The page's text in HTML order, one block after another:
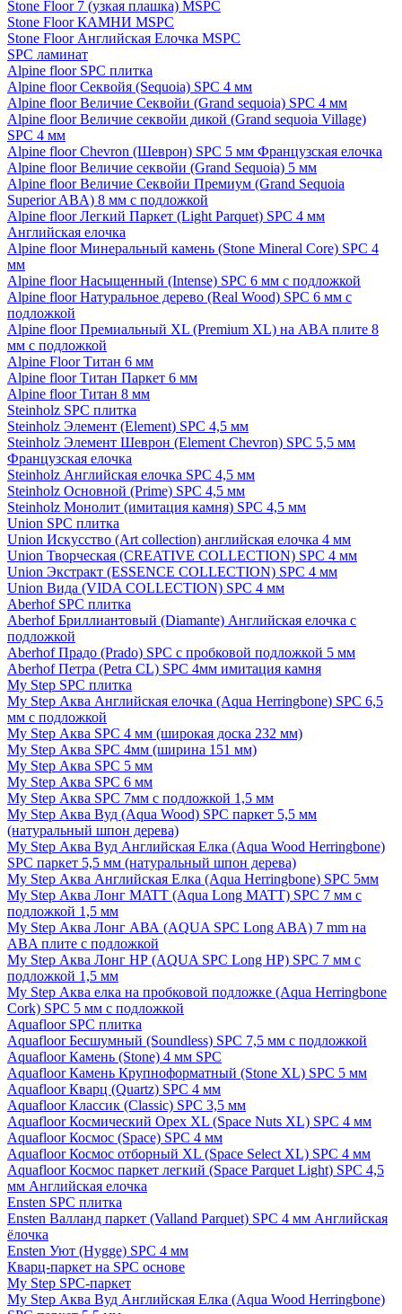
Stone Floor 7 (узкая плашка) MSPC
Stone Floor КАМНИ MSPC
Stone Floor Английская Елочка MSPC
SPC ламинат
Alpine floor SPC плитка
Alpine floor Секвойя (Sequoia) SPC 4 мм
Alpine floor Величие Секвойи (Grand sequoia) SPC 4 мм
Alpine floor Величие секвойи дикой (Grand sequoia Village)
SPC 4 мм
Alpine floor Chevron (Шеврон) SPC 5 мм Французская елочка
Alpine floor Величие секвойи (Grand Sequoia) 5 мм
Alpine floor Величие Секвойи Премиум (Grand Sequoia
Superior ABA) 8 мм с подложкой
Alpine floor Легкий Паркет (Light Parquet) SPC 4 мм
Английская елочка
Alpine floor Минеральный камень (Stone Mineral Core) SPC 4
мм
Alpine floor Насыщенный (Intense) SPC 6 мм с подложкой
Alpine floor Натуральное дерево (Real Wood) SPC 6 мм с
подложкой
Alpine floor Премиальный XL (Premium XL) на ABA плите 8
мм с подложкой
Alpine Floor Титан 6 мм
Alpine floor Титан Паркет 6 мм
Alpine floor Титан 8 мм
Steinholz SPC плитка
Steinholz Элемент (Element) SPC 4,5 мм
Steinholz Элемент Шеврон (Element Chevron) SPC 5,5 мм
Французская елочка
Steinholz Английская елочка SPC 4,5 мм
Steinholz Основной (Prime) SPC 4,5 мм
Steinholz Монолит (имитация камня) SPC 4,5 мм
Union SPC плитка
Union Искусство (Art collection) английская елочка 4 мм
Union Творческая (CREATIVE COLLECTION) SPC 4 мм
Union Экстракт (ESSENCE COLLECTION) SPC 4 мм
Union Вида (VIDA COLLECTION) SPC 4 мм
Aberhof SPC плитка
Aberhof Бриллиантовый (Diamante) Английская елочка с
подложкой
Aberhof Прадо (Prado) SPC с пробковой подложкой 5 мм
Aberhof Петра (Petra CL) SPC 4мм имитация камня
My Step SPC плитка
My Step Аква Английская елочка (Aqua Herringbone) SPC 6,5
мм с подложкой
My Step Аква SPC 4 мм (широкая доска 232 мм)
My Step Аква SPC 4мм (ширина 151 мм)
My Step Аква SPC 5 мм
My Step Аква SPC 6 мм
My Step Аква SPC 7мм c подложкой 1,5 мм
My Step Аква Вуд (Aqua Wood) SPC паркет 5,5 мм
(натуральный шпон дерева)
My Step Аква Вуд Английская Елка (Aqua Wood Herringbone)
SPC паркет 5,5 мм (натуральный шпон дерева)
My Step Аква Английская Елка (Aqua Herringbone) SPC 5мм
My Step Аква Лонг MATT (Aqua Long MATT) SPC 7 мм с
подложкой 1,5 мм
My Step Аква Лонг АВА (AQUA SPC Long ABA) 7 mm на
ABA плите с подложкой
My Step Аква Лонг НР (AQUA SPC Long HP) SPC 7 мм с
подложкой 1,5 мм
My Step Аква елка на пробковой подложке (Aqua Herringbone
Cork) SPC 5 мм с подложкой
Aquafloor SPC плитка
Aquafloor Бесшумный (Soundless) SPC 7,5 мм с подложкой
Aquafloor Камень (Stone) 4 мм SPC
Aquafloor Камень Крупноформатный (Stone XL) SPC 5 мм
Aquafloor Кварц (Quartz) SPC 4 мм
Aquafloor Классик (Classic) SPC 3,5 мм
Aquafloor Космический Орех XL (Space Nuts XL) SPC 4 мм
Aquafloor Космос (Space) SPC 4 мм
Aquafloor Космос отборный XL (Space Select XL) SPC 4 мм
Aquafloor Космос паркет легкий (Space Parquet Light) SPC 4,5
мм Английская елочка
Ensten SPC плитка
Ensten Валланд паркет (Valland Parquet) SPC 4 мм Английская
ёлочка
Ensten Уют (Hygge) SPC 4 мм
Кварц-паркет на SPC основе
My Step SPC-паркет
My Step Аква Вуд Английская Елка (Aqua Wood Herringbone)